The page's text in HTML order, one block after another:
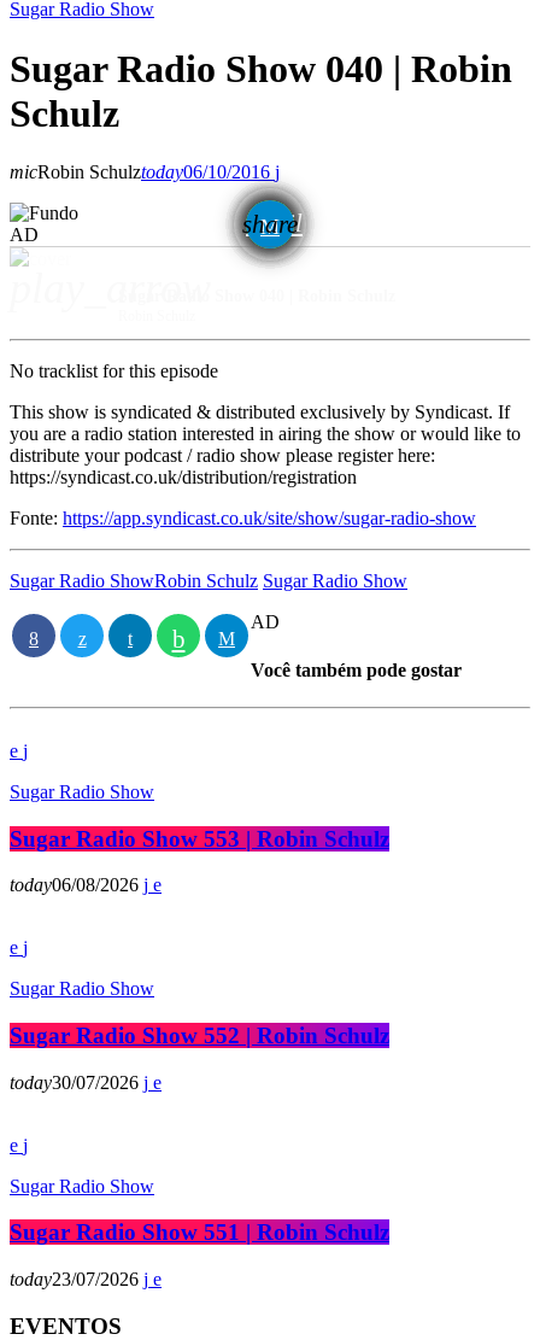
Sugar Radio Show
Sugar Radio Show 040 | Robin
Schulz
micRobin Schulztoday06/10/2016
share
email
AD
No tracklist for this episode
This show is syndicated & distributed exclusively by Syndicast. If
you are a radio station interested in airing the show or would like to
distribute your podcast / radio show please register here:
https://syndicast.co.uk/distribution/registration
Fonte: https://app.syndicast.co.uk/site/show/sugar-radio-show
Sugar Radio ShowRobin Schulz Sugar Radio Show
AD
Você também pode gostar
Sugar Radio Show
Sugar Radio Show 553 | Robin Schulz
today06/08/2026
Sugar Radio Show
Sugar Radio Show 552 | Robin Schulz
today30/07/2026
Sugar Radio Show
Sugar Radio Show 551 | Robin Schulz
today23/07/2026
EVENTOS